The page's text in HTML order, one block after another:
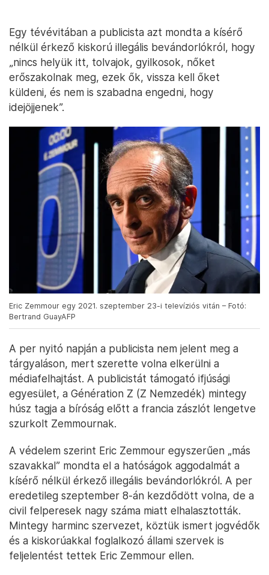
Egy tévévitában a publicista azt mondta a kísérő
nélkül érkező kiskorú illegális bevándorlókról, hogy
„nincs helyük itt, tolvajok, gyilkosok, nőket
erőszakolnak meg, ezek ők, vissza kell őket
küldeni, és nem is szabadna engedni, hogy
idejöjjenek”.
Eric Zemmour egy 2021. szeptember 23-i televíziós vitán – Fotó:
Bertrand GuayAFP
A per nyitó napján a publicista nem jelent meg a
tárgyaláson, mert szerette volna elkerülni a
médiafelhajtást. A publicistát támogató ifjúsági
egyesület, a Génération Z (Z Nemzedék) mintegy
húsz tagja a bíróság előtt a francia zászlót lengetve
szurkolt Zemmournak.
A védelem szerint Eric Zemmour egyszerűen „más
szavakkal” mondta el a hatóságok aggodalmát a
kísérő nélkül érkező illegális bevándorlókról. A per
eredetileg szeptember 8-án kezdődött volna, de a
civil felperesek nagy száma miatt elhalasztották.
Mintegy harminc szervezet, köztük ismert jogvédők
és a kiskorúakkal foglalkozó állami szervek is
feljelentést tettek Eric Zemmour ellen.